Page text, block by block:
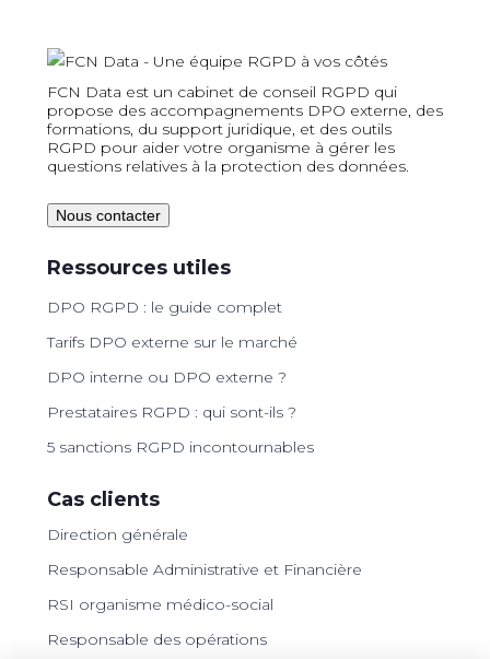
FCN Data est un cabinet de conseil RGPD qui
propose des accompagnements DPO externe, des
formations, du support juridique, et des outils
RGPD pour aider votre organisme à gérer les
questions relatives à la protection des données.
Nous contacter
Ressources utiles
DPO RGPD : le guide complet
Tarifs DPO externe sur le marché
DPO interne ou DPO externe ?
Prestataires RGPD : qui sont-ils ?
5 sanctions RGPD incontournables
Cas clients
Direction générale
Responsable Administrative et Financière
RSI organisme médico-social
Responsable des opérations